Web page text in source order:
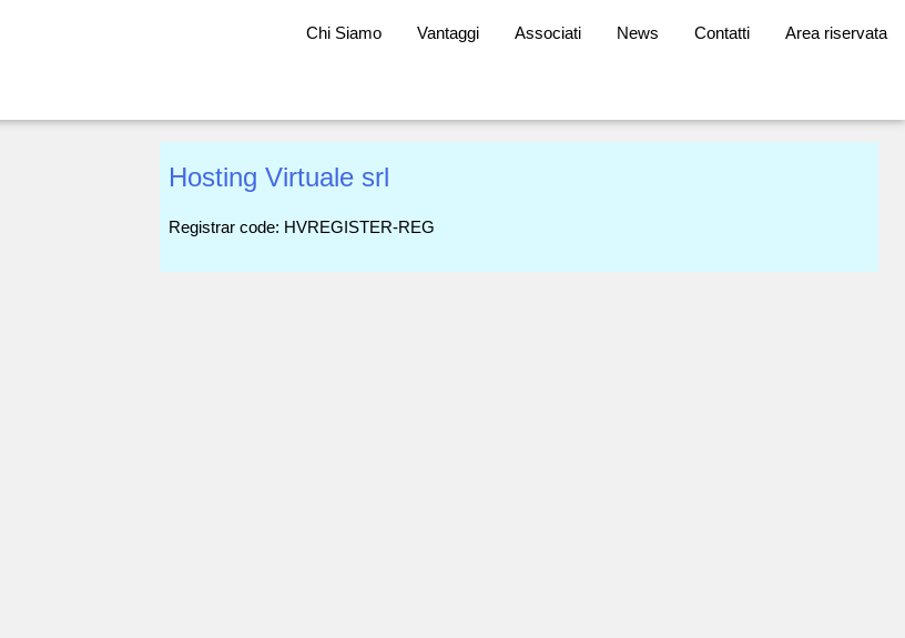
Chi Siamo Vantaggi Associati News Contatti Area riservata
Hosting Virtuale srl
Registrar code: HVREGISTER-REG